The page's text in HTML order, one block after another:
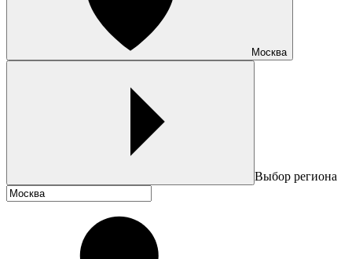
Москва
Выбор региона